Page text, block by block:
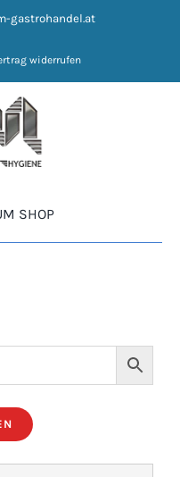
gastrohandel.at
widerrufen
SHOP
UNS